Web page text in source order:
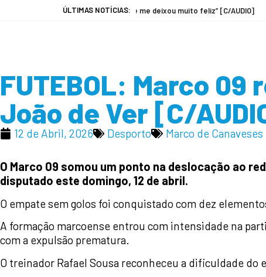
do FC Cête. “É um regresso que me deixou muito feliz” [C/AUDIO]
ÚLTIMAS NOTÍCIAS:
FUTEBOL: Marco
João de Ver [C/
12 de Abril, 2026 Desporto Marco de Canaveses
O Marco 09 somou um ponto na deslocação ao
disputado este domingo, 12 de abril.
O empate sem golos foi conquistado com dez
A formação marcoense entrou com intensidade na
com a expulsão prematura.
O treinador Rafael Sousa reconheceu a dificuldade